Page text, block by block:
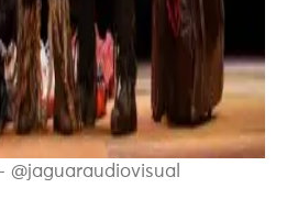
@jaguaraudiovisual